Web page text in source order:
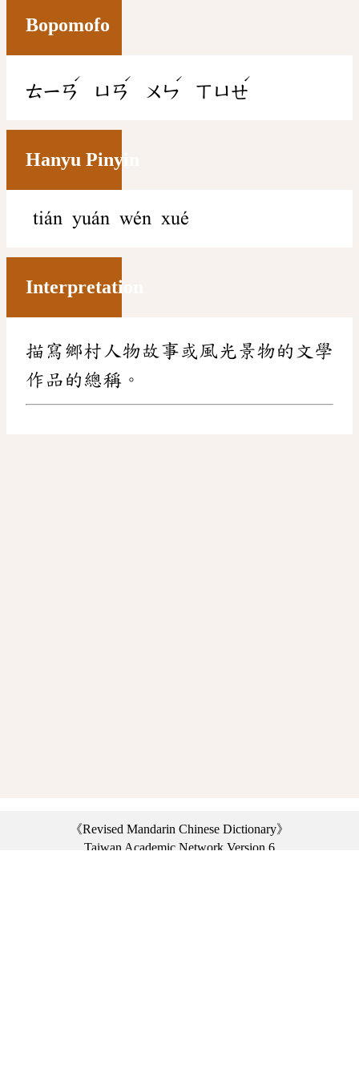
Bopomofo
ㄊㄧㄢ
ˊ
ㄩㄢ
ˊ
ㄨㄣ
ˊ
ㄒㄩㄝ
ˊ
Hanyu Pinyin
tián yuán wén xué
Interpretation
描寫鄉村人物故事或風光景物的文學
作品的總稱。
《Revised Mandarin Chinese Dictionary》
Taiwan Academic Network Version 6